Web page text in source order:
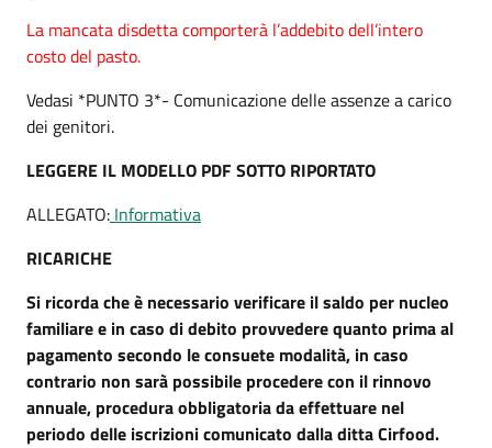
La mancata disdetta comporterà l’addebito dell’intero
costo del pasto.
Vedasi *PUNTO 3*- Comunicazione delle assenze a carico
dei genitori.
LEGGERE IL MODELLO PDF SOTTO RIPORTATO
ALLEGATO: Informativa
RICARICHE
Si ricorda che è necessario verificare il saldo per nucleo
familiare e in caso di debito provvedere quanto prima al
pagamento secondo le consuete modalità, in caso
contrario non sarà possibile procedere con il rinnovo
annuale, procedura obbligatoria da effettuare nel
periodo delle iscrizioni comunicato dalla ditta Cirfood.